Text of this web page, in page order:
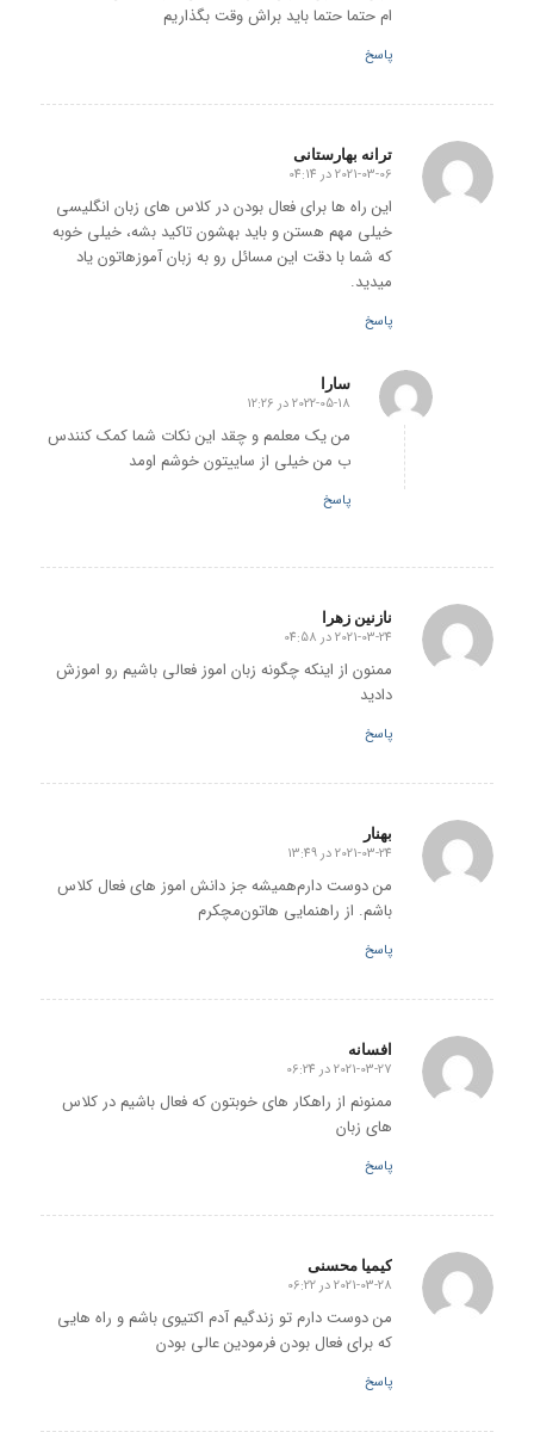
ام حتما حتما باید براش وقت بگذاریم
پاسخ
ترانه بهارستانی
گفته:
2021-03-06 در 04:14
این راه ها برای فعال بودن در کلاس های زبان انگلیسی
خیلی مهم هستن و باید بهشون تاکید بشه، خیلی خوبه
که شما با دقت این مسائل رو به زبان آموزهاتون یاد
میدید.
پاسخ
سارا
گفته:
2022-05-18 در 12:26
من یک معلمم و چقد این نکات شما کمک کنندس
ب من خیلی از ساییتون خوشم اومد
پاسخ
نازنین زهرا
گفته:
2021-03-24 در 04:58
ممنون از اینکه چگونه زبان اموز فعالی باشیم رو اموزش
دادید
پاسخ
بهنار
گفته:
2021-03-24 در 13:49
من دوست دارم‌همیشه جز دانش اموز های فعال کلاس
باشم. از راهنمایی هاتون‌مچکرم
پاسخ
افسانه
گفته:
2021-03-27 در 06:24
ممنونم از راهکار های خوبتون که فعال باشیم در کلاس
های زبان
پاسخ
کیمیا محسنی
گفته:
2021-03-28 در 06:22
من دوست دارم تو زندگیم آدم اکتیوی باشم و راه هایی
که برای فعال بودن فرمودین عالی بودن
پاسخ